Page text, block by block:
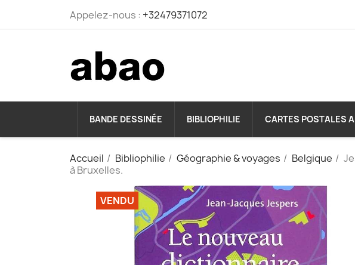
Appelez-nous : +32479371072
BANDE DESSINÉE BIBLIOPHILIE CARTES POSTALES
Accueil Bibliophilie Géographie & voyages Belgique
à Bruxelles.
VENDU